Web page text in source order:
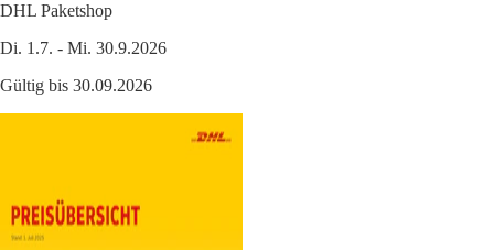
DHL Paketshop
Di. 1.7. - Mi. 30.9.2026
Gültig bis 30.09.2026